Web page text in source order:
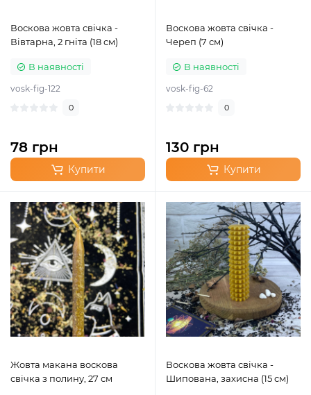
Воскова жовта свічка -
Вівтарна, 2 гніта (18 см)
В наявності
vosk-fig-122
0
78 грн
Купити
Воскова жовта свічка -
Череп (7 см)
В наявності
vosk-fig-62
0
130 грн
Купити
Жовта макана воскова
свічка з полину, 27 см
Воскова жовта свічка -
Шипована, захисна (15 см)